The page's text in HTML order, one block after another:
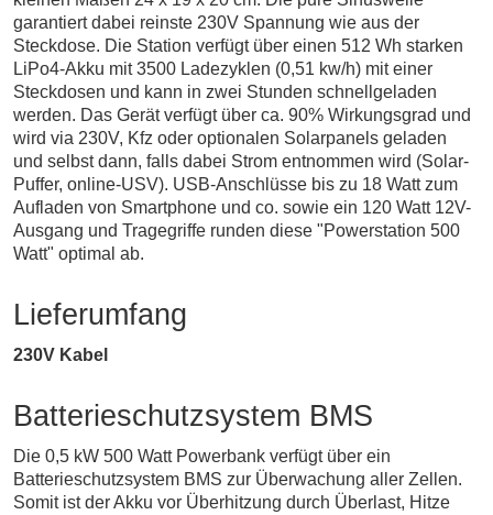
garantiert dabei reinste 230V Spannung wie aus der
Steckdose. Die Station verfügt über einen 512 Wh starken
LiPo4-Akku mit 3500 Ladezyklen (0,51 kw/h) mit einer
Steckdosen und kann in zwei Stunden schnellgeladen
werden. Das Gerät verfügt über ca. 90% Wirkungsgrad und
wird via 230V, Kfz oder optionalen Solarpanels geladen
und selbst dann, falls dabei Strom entnommen wird (Solar-
Puffer, online-USV). USB-Anschlüsse bis zu 18 Watt zum
Aufladen von Smartphone und co. sowie ein 120 Watt 12V-
Ausgang und Tragegriffe runden diese "Powerstation 500
Watt" optimal ab.
Lieferumfang
230V Kabel
Batterieschutzsystem BMS
Die 0,5 kW 500 Watt Powerbank verfügt über ein
Batterieschutzsystem BMS zur Überwachung aller Zellen.
Somit ist der Akku vor Überhitzung durch Überlast, Hitze